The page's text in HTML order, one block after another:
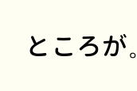
ところが。